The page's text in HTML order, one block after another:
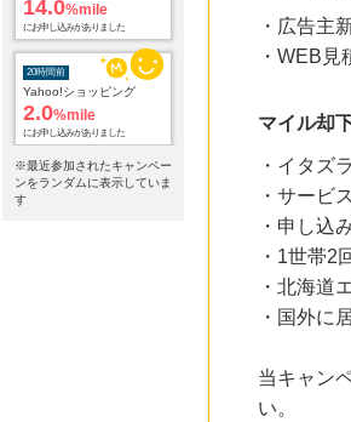
14.0%mile
にお申し込みがありました
20時間前
Yahoo!ショッピング
2.0%mile
にお申し込みがありました
20時間前
じゃらんnet
※最近参加されたキャンペー
ンをランダムに表示していま
す
・広告主
・WEB
マイル却
・イタズ
・サービ
・申し込
・1世帯2
・北海道
・国外に
当キャン
い。